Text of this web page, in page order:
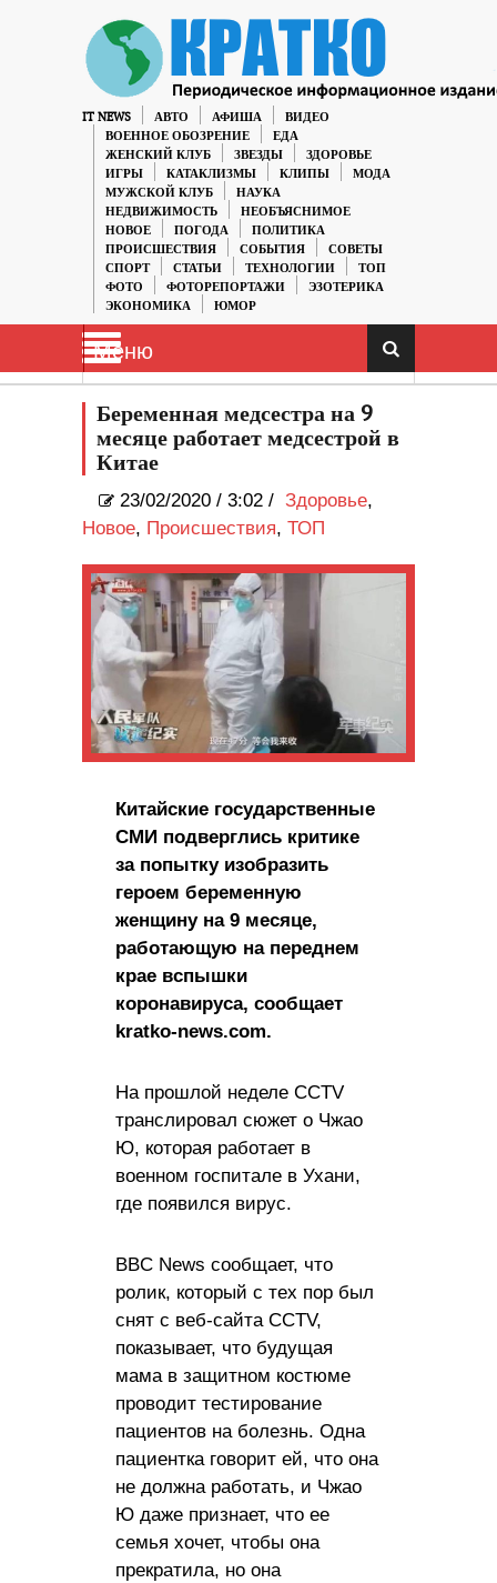
IT NEWS АВТО АФИША
ВИДЕО
ВОЕННОЕ ОБОЗРЕНИЕ
ЕДА
ЖЕНСКИЙ КЛУБ
ЗВЕЗДЫ
ЗДОРОВЬЕ
ИГРЫ
КАТАКЛИЗМЫ КЛИПЫ
МОДА
МУЖСКОЙ КЛУБ
НАУКА
НЕДВИЖИМОСТЬ
НЕОБЪЯСНИМОЕ
НОВОЕ
ПОГОДА
ПОЛИТИКА
ПРОИСШЕСТВИЯ
СОБЫТИЯ
СОВЕТЫ
СПОРТ
СТАТЬИ ТЕХНОЛОГИИ
ТОП
ФОТО
ФОТОРЕПОРТАЖИ
ЭЗОТЕРИКА
ЭКОНОМИКА
ЮМОР
Меню
Беременная медсестра на 9
месяце работает медсестрой в
Китае
23/02/2020 / 3:02 / Здоровье,
Новое, Происшествия, ТОП
Китайские государственные
СМИ подверглись критике
за попытку изобразить
героем беременную
женщину на 9 месяце,
работающую на переднем
крае вспышки
коронавируса, сообщает
kratko-news.com.
На прошлой неделе CCTV
транслировал сюжет о Чжао
Ю, которая работает в
военном госпитале в Ухани,
где появился вирус.
BBC News сообщает, что
ролик, который с тех пор был
снят с веб-сайта CCTV,
показывает, что будущая
мама в защитном костюме
проводит тестирование
пациентов на болезнь. Одна
пациентка говорит ей, что она
не должна работать, и Чжао
Ю даже признает, что ее
семья хочет, чтобы она
прекратила, но она